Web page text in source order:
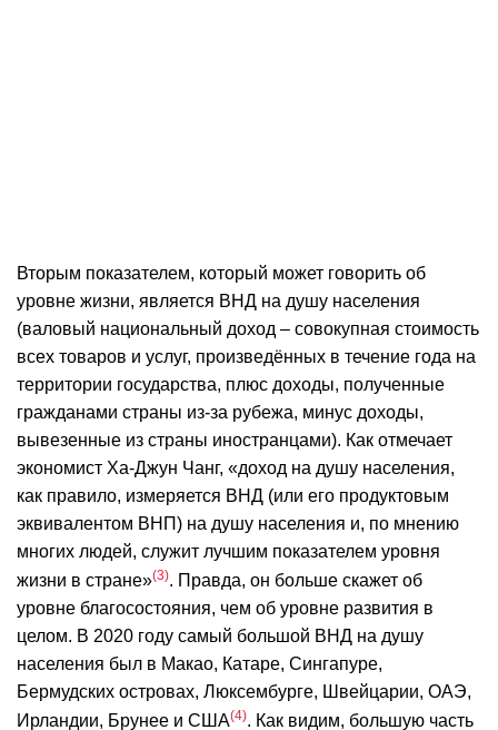
Вторым показателем, который может говорить об
уровне жизни, является ВНД на душу населения
(валовый национальный доход – совокупная стоимость
всех товаров и услуг, произведённых в течение года на
территории государства, плюс доходы, полученные
гражданами страны из-за рубежа, минус доходы,
вывезенные из страны иностранцами). Как отмечает
экономист Ха-Джун Чанг, «доход на душу населения,
как правило, измеряется ВНД (или его продуктовым
эквивалентом ВНП) на душу населения и, по мнению
многих людей, служит лучшим показателем уровня
жизни в стране» 3 . Правда, он больше скажет об
уровне благосостояния, чем об уровне развития в
целом. В 2020 году самый большой ВНД на душу
населения был в Макао, Катаре, Сингапуре,
Бермудских островах, Люксембурге, Швейцарии, ОАЭ,
Ирландии, Брунее и США 4 . Как видим, большую часть